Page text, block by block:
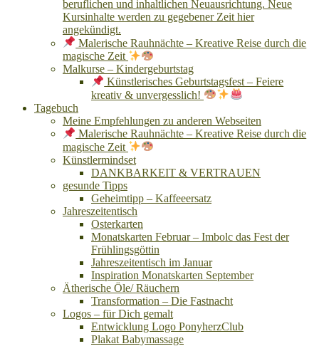
beruflichen und inhaltlichen Neuausrichtung. Neue
Kursinhalte werden zu gegebener Zeit hier
angekündigt.
Malerische Rauhnächte – Kreative Reise durch die
magische Zeit
Malkurse – Kindergeburtstag
Künstlerisches Geburtstagsfest – Feiere
kreativ & unvergesslich!
Tagebuch
Meine Empfehlungen zu anderen Webseiten
Malerische Rauhnächte – Kreative Reise durch die
magische Zeit
Künstlermindset
DANKBARKEIT & VERTRAUEN
gesunde Tipps
Geheimtipp – Kaffeeersatz
Jahreszeitentisch
Osterkarten
Monatskarten Februar – Imbolc das Fest der
Frühlingsgöttin
Jahreszeitentisch im Januar
Inspiration Monatskarten September
Ätherische Öle/ Räuchern
Transformation – Die Fastnacht
Logos – für Dich gemalt
Entwicklung Logo PonyherzClub
Plakat Babymassage